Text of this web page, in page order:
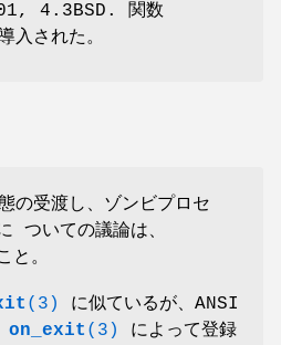
4.3BSD. 関数
された。
受渡し、ゾンビプロセ
ついての議論は、
と。
(3)
に似ているが、ANSI
on_exit (3)
によって登録